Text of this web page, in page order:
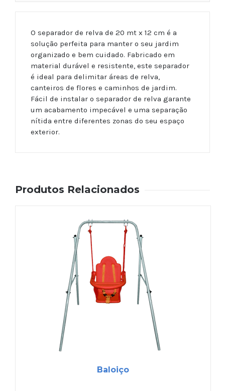
O separador de relva de 20 mt x 12 cm é a
solução perfeita para manter o seu jardim
organizado e bem cuidado. Fabricado em
material durável e resistente, este separador
é ideal para delimitar áreas de relva,
canteiros de flores e caminhos de jardim.
Fácil de instalar o separador de relva garante
um acabamento impecável e uma separação
nítida entre diferentes zonas do seu espaço
exterior.
Produtos Relacionados
Baloiço